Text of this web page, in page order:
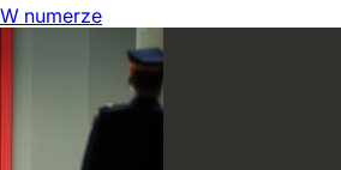
W numerze